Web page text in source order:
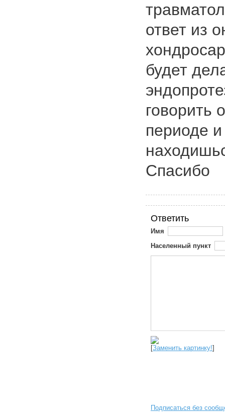
ответ из
будет
говорить
периоде и
Спасибо
Ответить
Имя
Населенный пункт
[Заменить картинку!]
Подписаться без